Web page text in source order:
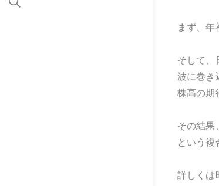
まず、年
そして、
波に巻き
株高の期
その結果
という複
詳しくは